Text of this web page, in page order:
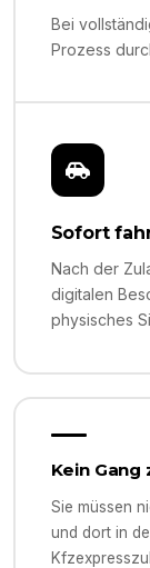
Bei
Prozess
Sofort
Nach der
digitalen
physisches
Kein
Sie müssen
und dort in